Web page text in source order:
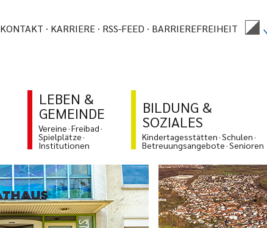
KONTAKT KARRIERE RSS-FEED BARRIEREFREIHEIT
LEBEN &
GEMEINDE
Vereine Freibad
Spielplätze
Institutionen
BILDUNG &
SOZIALES
Kindertagesstätten Schulen
Betreuungsangebote Senioren